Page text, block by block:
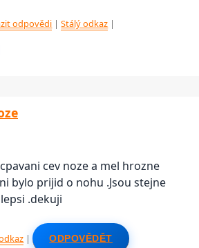
odpovědi |Stálý odkaz |
cev noze a mel hrozne
bylo prijid o nohu .Jsou stejne
.dekuji
| ODPOVĚDĚT